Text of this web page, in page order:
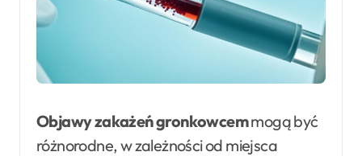
Objawy zakażeń gronkowcemmogą być
różnorodne, w zależności od miejsca